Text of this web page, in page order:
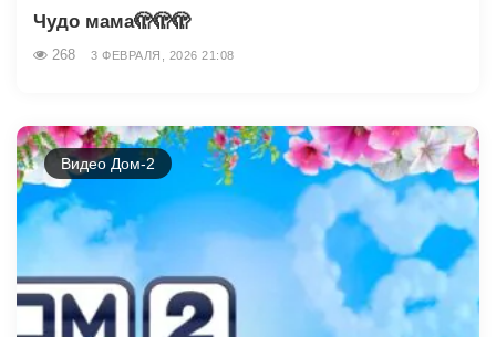
Чудо мама🫣🫣🫣
268 3 ФЕВРАЛЯ, 2026 21:08
Видео Дом-2